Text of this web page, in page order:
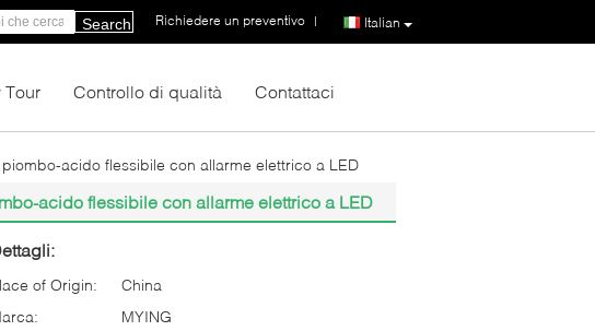
Italian
Richiedere un preventivo |
Search
Tour Controllo di qualità Contattaci
acido flessibile con allarme elettrico a LED
acido flessibile con allarme elettrico a LED
of Origin:
China
MYING